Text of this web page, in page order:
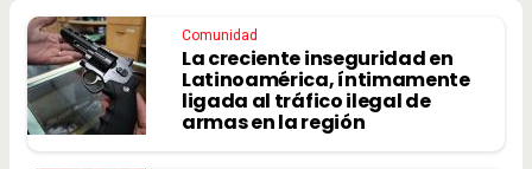
Comunidad
La creciente inseguridad en
Latinoamérica, íntimamente
ligada al tráfico ilegal de
armas en la región